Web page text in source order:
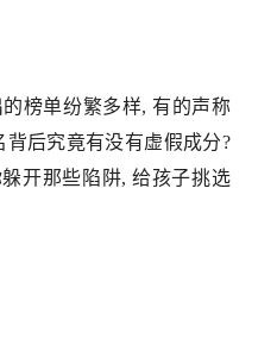
的榜单纷繁多样, 有的声称
后究竟有没有虚假成分?
开那些陷阱, 给孩子挑选